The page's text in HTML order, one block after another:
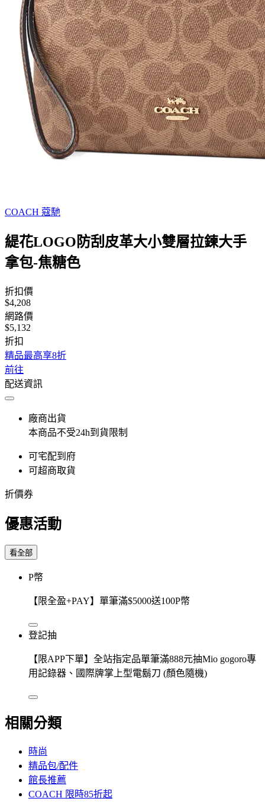
COACH 蔻馳
緹花LOGO防刮皮革大小雙層拉鍊大手
拿包-焦糖色
折扣價
$4,208
網路價
$5,132
折扣
精品最高享8折
前往
配送資訊
廠商出貨
本商品不受24h到貨限制
可宅配到府
可超商取貨
折價券
優惠活動
看全部
P幣
【限全盈+PAY】單筆滿$5000送100P幣
登記抽
【限APP下單】全站指定品單筆滿888元抽Mio gogoro專
用記錄器、國際牌掌上型電鬍刀 (顏色隨機)
相關分類
時尚
精品包/配件
館長推薦
COACH 限時85折起